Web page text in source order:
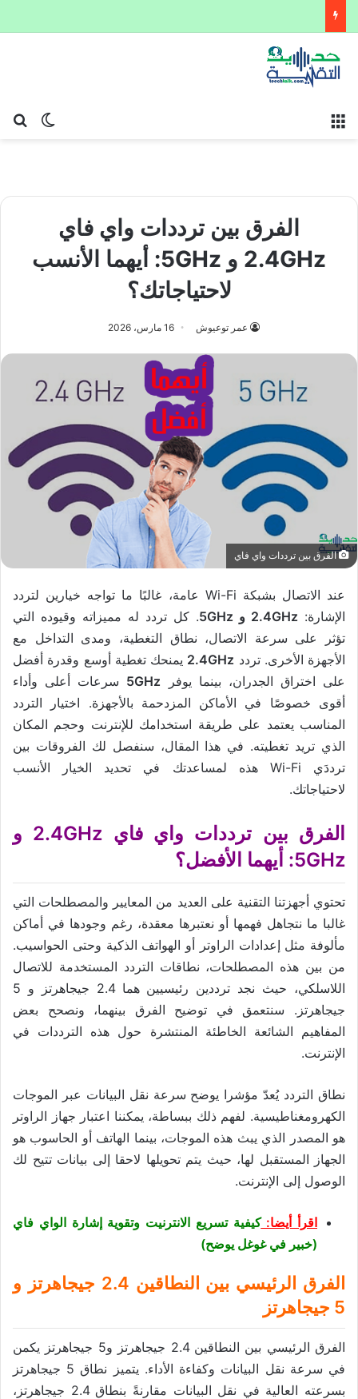
الوضع
الفرق بين ترددات واي فاي
2.4GHz و 5GHz: أيهما الأنسب
لاحتياجاتك؟
عمر توعيوش 16 مارس، 2026
الفرق بين ترددات واي فاي
عند الاتصال بشبكة Wi-Fi عامة، غالبًا ما تواجه خيارين لتردد
الإشارة: 2.4GHz و 5GHz
. كل تردد له مميزاته وقيوده التي
تؤثر على سرعة الاتصال، نطاق التغطية، ومدى التداخل مع
الأجهزة الأخرى. تردد 2.4GHz يمنحك تغطية أوسع وقدرة أفضل
على اختراق الجدران، بينما يوفر 5GHz سرعات أعلى وأداء
أقوى خصوصًا في الأماكن المزدحمة بالأجهزة. اختيار التردد
المناسب يعتمد على طريقة استخدامك للإنترنت وحجم المكان
الذي تريد تغطيته. في هذا المقال، سنفصل لك الفروقات بين
ترددَي Wi-Fi هذه لمساعدتك في تحديد الخيار الأنسب
لاحتياجاتك.
الفرق بين ترددات واي فاي 2.4GHz و
5GHz: أيهما الأفضل؟
تحتوي أجهزتنا التقنية على العديد من المعايير والمصطلحات التي
غالبا ما نتجاهل فهمها أو نعتبرها معقدة، رغم وجودها في أماكن
مألوفة مثل إعدادات الراوتر أو الهواتف الذكية وحتى الحواسيب.
من بين هذه المصطلحات، نطاقات التردد المستخدمة للاتصال
اللاسلكي، حيث نجد ترددين رئيسيين هما 2.4 جيجاهرتز و 5
جيجاهرتز. سنتعمق في توضيح الفرق بينهما، ونصحح بعض
المفاهيم الشائعة الخاطئة المنتشرة حول هذه الترددات في
الإنترنت.
نطاق التردد يُعدّ مؤشرا يوضح سرعة نقل البيانات عبر الموجات
الكهرومغناطيسية. لفهم ذلك ببساطة، يمكننا اعتبار جهاز الراوتر
هو المصدر الذي يبث هذه الموجات، بينما الهاتف أو الحاسوب هو
الجهاز المستقبل لها، حيث يتم تحويلها لاحقا إلى بيانات تتيح لك
الوصول إلى الإنترنت.
اقرأ أيضا:كيفية تسريع الانترنيت وتقوية إشارة الواي فاي
(خبير في غوغل يوضح)
الفرق الرئيسي بين النطاقين 2.4 جيجاهرتز و
5 جيجاهرتز
الفرق الرئيسي بين النطاقين 2.4 جيجاهرتز و5 جيجاهرتز يكمن
في سرعة نقل البيانات وكفاءة الأداء. يتميز نطاق 5 جيجاهرتز
بسرعته العالية في نقل البيانات مقارنةً بنطاق 2.4 جيجاهرتز،